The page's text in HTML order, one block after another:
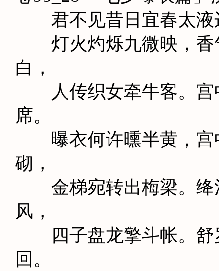
君不见昔日宜春太液
灯火灼烁九微映，香
白，
人传织女牵牛客。宫
席。
曝衣何许曛半黄，宫
砌，
金梯宛转出梅梁。绛
风，
四子盘龙擎斗帐。舒
回。